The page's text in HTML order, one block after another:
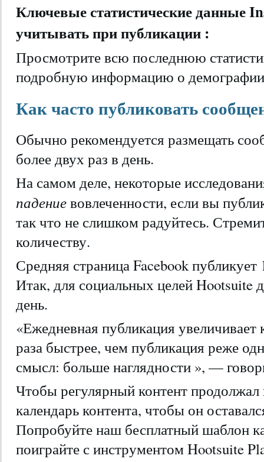
Ключевые статистические данные
учитывать при публикации :
Просмотрите всю последнюю
подробную информацию о
Как часто публиковать
Обычно рекомендуется размещать
более двух раз в день.
На самом деле, некоторые
падениевовлеченности, если вы
так что не слишком радуйтесь.
количеству.
Средняя страница Facebook
Итак, для социальных целей Hootsuite
день.
«Ежедневная публикация увеличивает
раза быстрее, чем публикация реже
смысл: больше наглядности », —
Чтобы регулярный контент продолжал
календарь контента, чтобы он
Попробуйте наш бесплатный шаблон
поиграйте с инструментом Hootsuite